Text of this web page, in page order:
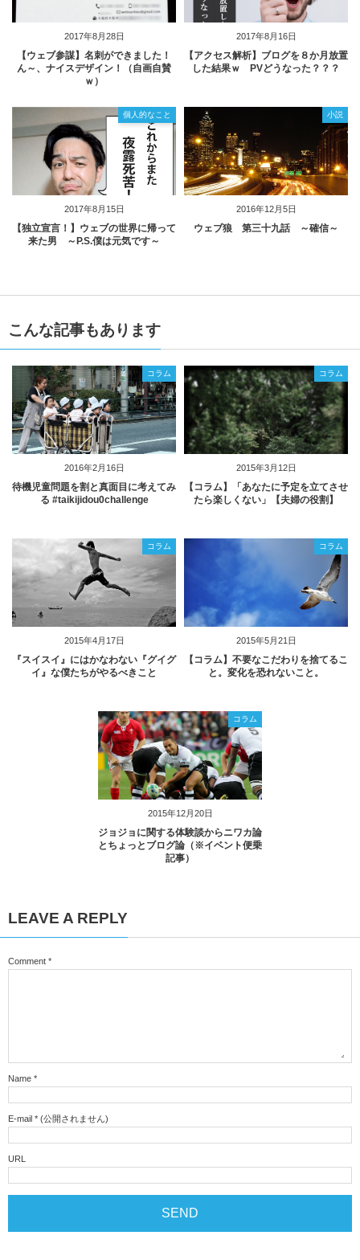
2017年8月28日
【ウェブ参謀】名刺ができました！
ん～、ナイスデザイン！（自画自賛
ｗ）
2017年8月16日
【アクセス解析】ブログを８か月放置
した結果ｗ PVどうなった？？？
2017年8月15日
個人的なこと
【独立宣言！】ウェブの世界に帰って
来た男 ～P.S.僕は元気です～
2016年12月5日
小説
ウェブ狼 第三十九話 ～確信～
こんな記事もあります
2016年2月16日
コラム
待機児童問題を割と真面目に考えてみ
る #taikijidou0challenge
2015年3月12日
コラム
【コラム】「あなたに予定を立てさせ
たら楽しくない」【夫婦の役割】
2015年4月17日
コラム
『スイスイ』にはかなわない『グイグ
イ』な僕たちがやるべきこと
2015年5月21日
コラム
【コラム】不要なこだわりを捨てるこ
と。変化を恐れないこと。
2015年12月20日
コラム
ジョジョに関する体験談からニワカ論
とちょっとブログ論（※イベント便乗
記事）
LEAVE A REPLY
Comment *
Name *
E-mail * (公開されません)
URL